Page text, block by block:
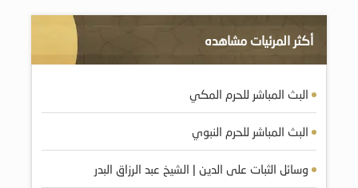
أكثر المرئيات مشاهده
البث المباشر للحرم المكي
البث المباشر للحرم النبوي
وسائل الثبات على الدين | الشيخ عبد الرزاق البدر